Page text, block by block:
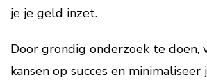
je je geld inzet.
Door grondig onderzoek te doen,
kansen op succes en minimaliseer